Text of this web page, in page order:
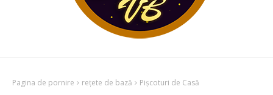
Pagina de pornire rețete de bază Pișcoturi de Casă